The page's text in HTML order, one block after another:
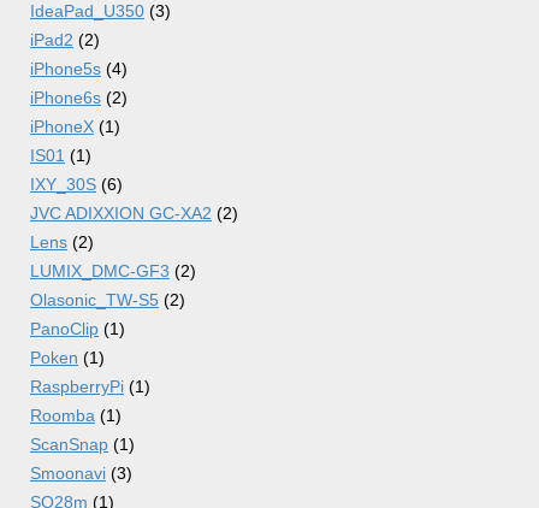
IdeaPad_U350 (3)
iPad2 (2)
iPhone5s (4)
iPhone6s (2)
iPhoneX (1)
IS01 (1)
IXY_30S (6)
JVC ADIXXION GC-XA2 (2)
Lens (2)
LUMIX_DMC-GF3 (2)
Olasonic_TW-S5 (2)
PanoClip (1)
Poken (1)
RaspberryPi (1)
Roomba (1)
ScanSnap (1)
Smoonavi (3)
SQ28m (1)